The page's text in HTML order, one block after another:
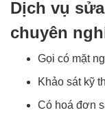
Dịch vụ
chuyên
Gọi có mặt
Khảo sát kỹ
Có hoá đơn